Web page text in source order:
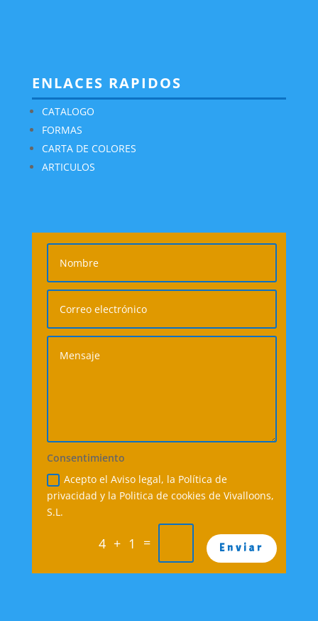
ENLACES RAPIDOS
CATALOGO
FORMAS
CARTA DE COLORES
ARTICULOS
Consentimiento
Acepto el Aviso legal, la Política de
privacidad y la Politica de cookies de Vivalloons,
S.L.
4 + 1 = Enviar